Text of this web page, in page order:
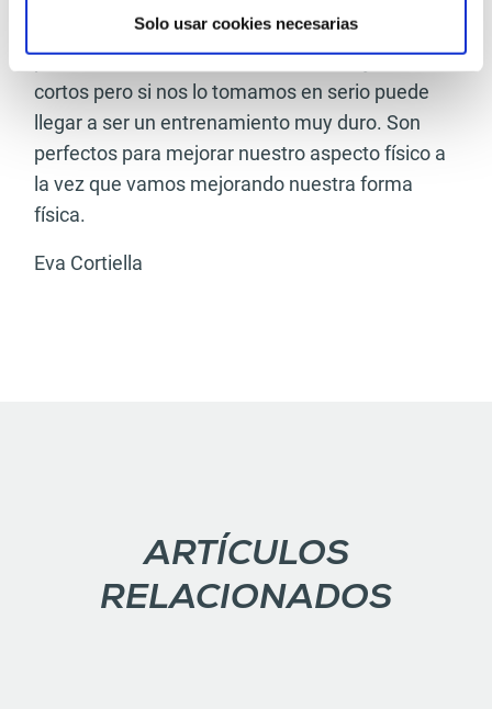
Solo usar cookies necesarias
nuestro nivel los intervalos de trabajo y poco a
poco ir subiéndolos . Como veis, son ejercicios
cortos pero si nos lo tomamos en serio puede
llegar a ser un entrenamiento muy duro. Son
perfectos para mejorar nuestro aspecto físico a
la vez que vamos mejorando nuestra forma
física.
Eva Cortiella
ARTÍCULOS
RELACIONADOS